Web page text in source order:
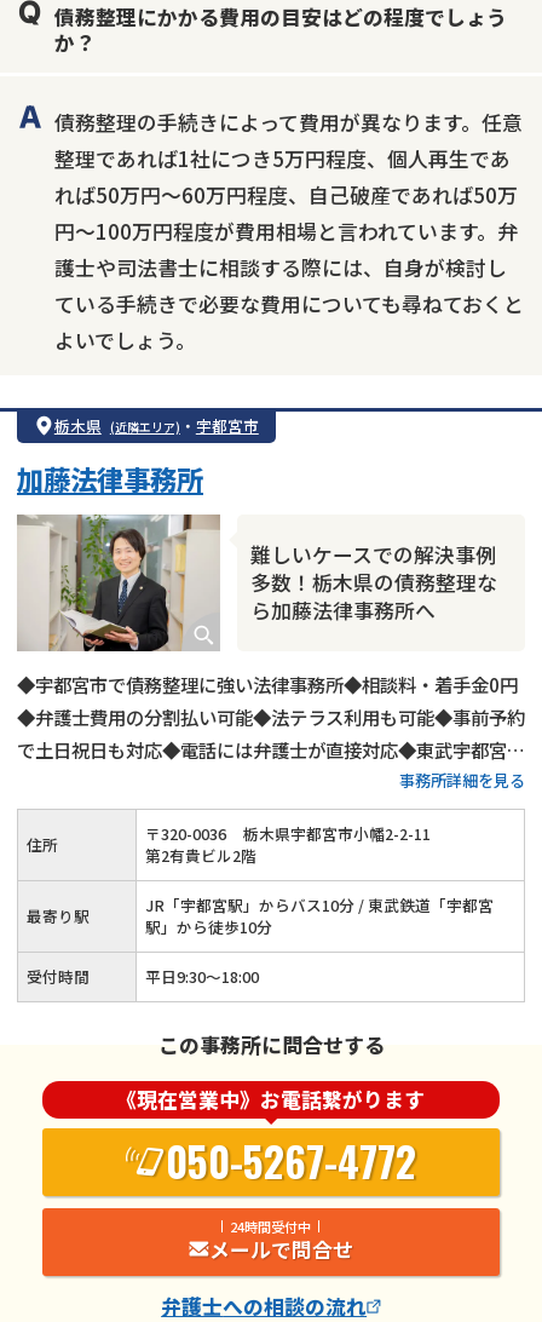
個人再生
時効援用
過払い金返還請求
会社破産・法人破産
債務整理にかかる費用の目安はどの程度でしょう
か？
債務整理の手続きによって費用が異なります。任意
整理であれば1社につき5万円程度、個人再生であ
れば50万円〜60万円程度、自己破産であれば50万
円〜100万円程度が費用相場と言われています。弁
護士や司法書士に相談する際には、自身が検討し
ている手続きで必要な費用についても尋ねておくと
よいでしょう。
栃木県 (近隣エリア) ・ 宇都宮市
難しいケースでの解決事例
多数！栃木県の債務整理な
ら加藤法律事務所へ
加藤法律事務所
◆宇都宮市で債務整理に強い法律事務所◆相談料・着手金0円
◆弁護士費用の分割払い可能◆法テラス利用も可能◆事前予約
で土日祝日も対応◆電話には弁護士が直接対応◆東武宇都宮線
宇都宮駅から徒歩10分◆相談者さま専用駐車場あり。事務所詳細を見る
住所 〒320-0036
栃木県宇都宮市小幡2-2-11
第2有貴ビル2階
最寄り駅
JR「宇都宮駅」からバス10分 / 東武鉄道「宇都宮
駅」から徒歩10分
受付時間 平日9:30～18:00
この事務所に問合せする
《現在営業中》お電話繋がります
050-5267-4772
24時間受付中
メールで問合せ
弁護士への相談の流れ